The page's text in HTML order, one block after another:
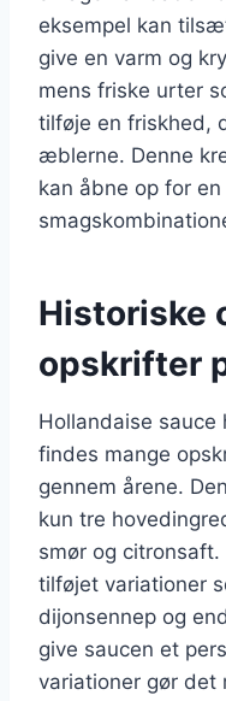
eksempel kan
give en varm og
mens friske urter
tilføje en friskhed,
æblerne. Denne
kan åbne op for
Historiske
opskrifter
Hollandaise sauce
findes mange
gennem årene.
kun tre
smør og
tilføjet variationer
dijonsennep og
give saucen et
variationer gør det